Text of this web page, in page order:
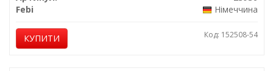
Febi
Німеччина
КУПИТИ Код: 152508-54